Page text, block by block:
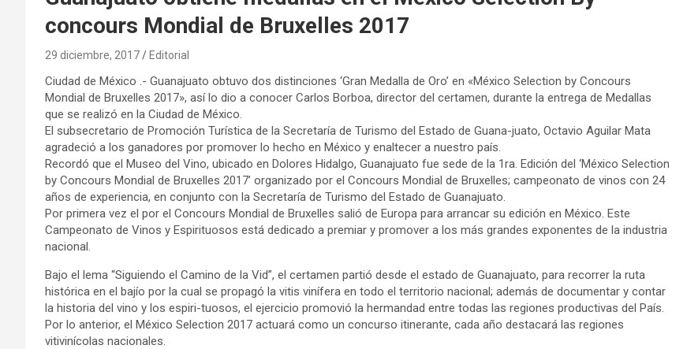
concours Mondial de Bruxelles 2017
29 diciembre, 2017 Editorial
Ciudad de México .- Guanajuato obtuvo dos distinciones ‘Gran Medalla de Oro’ en «México Selection by Concours
Mondial de Bruxelles 2017», así lo dio a conocer Carlos Borboa, director del certamen, durante la entrega de Medallas
que se realizó en la Ciudad de México.
El subsecretario de Promoción Turística de la Secretaría de Turismo del Estado de Guana-juato, Octavio Aguilar Mata
agradeció a los ganadores por promover lo hecho en México y enaltecer a nuestro país.
Recordó que el Museo del Vino, ubicado en Dolores Hidalgo, Guanajuato fue sede de la 1ra. Edición del ‘México Selection
by Concours Mondial de Bruxelles 2017’ organizado por el Concours Mondial de Bruxelles; campeonato de vinos con 24
años de experiencia, en conjunto con la Secretaría de Turismo del Estado de Guanajuato.
Por primera vez el por el Concours Mondial de Bruxelles salió de Europa para arrancar su edición en México. Este
Campeonato de Vinos y Espirituosos está dedicado a premiar y promover a los más grandes exponentes de la industria
nacional.
Bajo el lema “Siguiendo el Camino de la Vid”, el certamen partió desde el estado de Guanajuato, para recorrer la ruta
histórica en el bajío por la cual se propagó la vitis vinífera en todo el territorio nacional; además de documentar y contar
la historia del vino y los espiri-tuosos, el ejercicio promovió la hermandad entre todas las regiones productivas del País.
Por lo anterior, el México Selection 2017 actuará como un concurso itinerante, cada año destacará las regiones
vitivinícolas nacionales.